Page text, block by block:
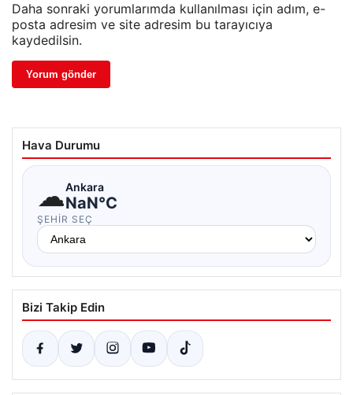
Daha sonraki yorumlarımda kullanılması için adım, e-
posta adresim ve site adresim bu tarayıcıya
kaydedilsin.
Hava Durumu
☁Ankara
NaN°C
ŞEHIR SEÇ
Bizi Takip Edin